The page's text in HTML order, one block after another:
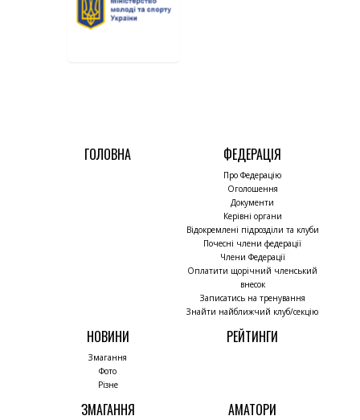
ГОЛОВНА ФЕДЕРАЦІЯ
Про Федерацію
Оголошення
Документи
Керівні органи
Відокремлені підрозділи та клуби
Почесні члени федерації
Члени Федерації
Оплатити щорічний членський
внесок
Записатись на тренування
Знайти найближчий клуб/секцію
НОВИНИ
Змагання
Фото
Різне
РЕЙТИНГИ
ЗМАГАННЯ АМАТОРИ